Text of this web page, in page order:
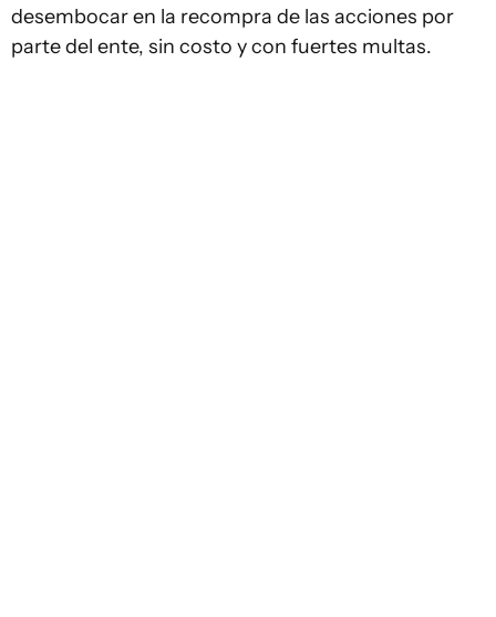
desembocar en la recompra de las acciones por
parte del ente, sin costo y con fuertes multas.